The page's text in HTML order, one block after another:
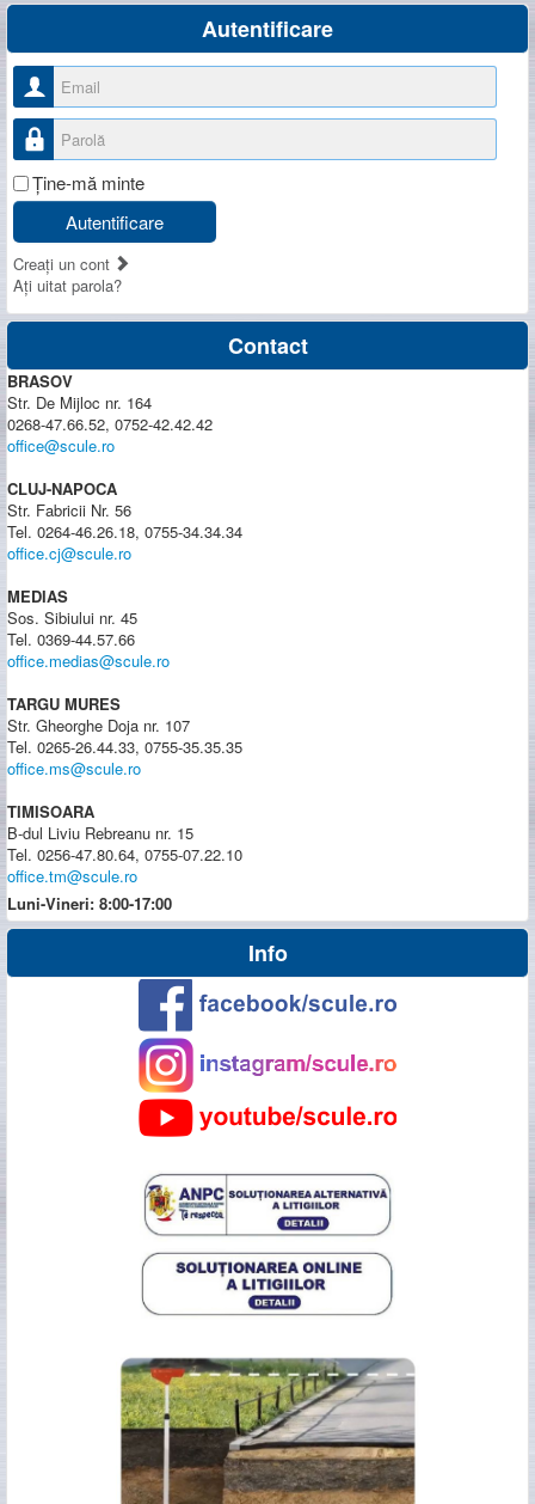
Autentificare
Nume utilizator
Parolă
Ţine-mă minte
Autentificare
Creaţi un cont
Aţi uitat parola?
Contact
BRASOV
Str. De Mijloc nr. 164
0268-47.66.52, 0752-42.42.42
office@scule.ro
CLUJ-NAPOCA
Str. Fabricii Nr. 56
Tel. 0264-46.26.18, 0755-34.34.34
office.cj@scule.ro
MEDIAS
Sos. Sibiului nr. 45
Tel. 0369-44.57.66
office.medias@scule.ro
TARGU MURES
Str. Gheorghe Doja nr. 107
Tel. 0265-26.44.33, 0755-35.35.35
office.ms@scule.ro
TIMISOARA
B-dul Liviu Rebreanu nr. 15
Tel. 0256-47.80.64, 0755-07.22.10
office.tm@scule.ro
Luni-Vineri: 8:00-17:00
Info